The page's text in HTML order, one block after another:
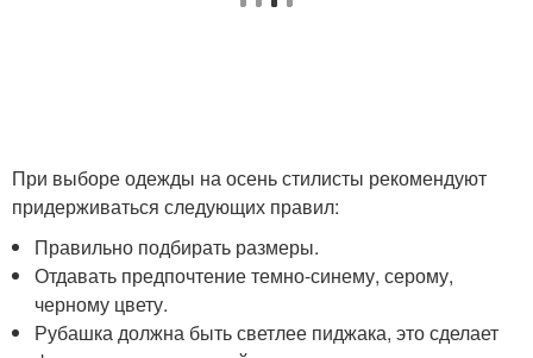
При выборе одежды на осень стилисты рекомендуют
придерживаться следующих правил:
Правильно подбирать размеры.
Отдавать предпочтение темно-синему, серому,
черному цвету.
Рубашка должна быть светлее пиджака, это сделает